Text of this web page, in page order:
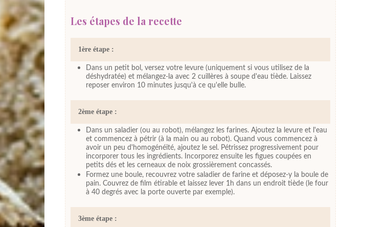
Les étapes de la recette
1ère étape :
Dans un petit bol, versez votre levure (uniquement si vous utilisez de la
déshydratée) et mélangez-la avec 2 cuillères à soupe d'eau tiède. Laissez
reposer environ 10 minutes jusqu'à ce qu'elle bulle.
2ème étape :
Dans un saladier (ou au robot), mélangez les farines. Ajoutez la levure et l'eau
et commencez à pétrir (à la main ou au robot). Quand vous commencez à
avoir un peu d'homogénéité, ajoutez le sel. Pétrissez progressivement pour
incorporer tous les ingrédients. Incorporez ensuite les figues coupées en
petits dés et les cerneaux de noix grossièrement concassés.
Formez une boule, recouvrez votre saladier de farine et déposez-y la boule de
pain. Couvrez de film étirable et laissez lever 1h dans un endroit tiède (le four
à 40 degrés avec la porte ouverte par exemple).
3ème étape :